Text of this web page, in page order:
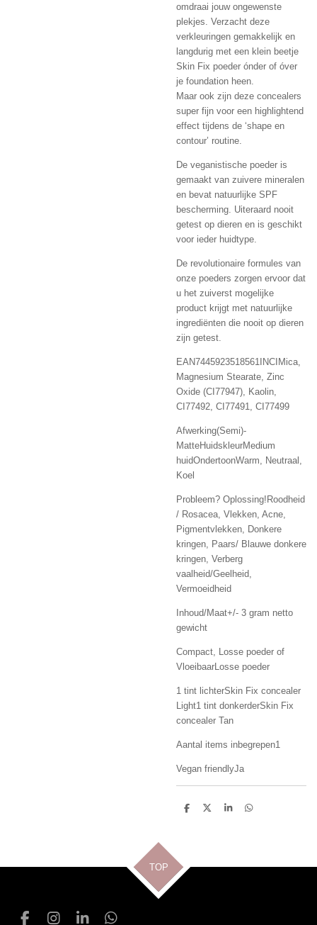
omdraai jouw ongewenste
plekjes. Verzacht deze
verkleuringen gemakkelijk en
langdurig met een klein beetje
Skin Fix poeder ónder of óver
je foundation heen.
Maar ook zijn deze concealers
super fijn voor een highlightend
effect tijdens de ‘shape en
contour’ routine.
De veganistische poeder is
gemaakt van zuivere mineralen
en bevat natuurlijke SPF
bescherming. Uiteraard nooit
getest op dieren en is geschikt
voor ieder huidtype.
De revolutionaire formules van
onze poeders zorgen ervoor dat
u het zuiverst mogelijke
product krijgt met natuurlijke
ingrediënten die nooit op dieren
zijn getest.
EAN7445923518561INCIMica,
Magnesium Stearate, Zinc
Oxide (CI77947), Kaolin,
CI77492, CI77491, CI77499
Afwerking(Semi)-
MatteHuidskleurMedium
huidOndertoonWarm, Neutraal,
Koel
Probleem? Oplossing!Roodheid
/ Rosacea, Vlekken, Acne,
Pigmentvlekken, Donkere
kringen, Paars/ Blauwe donkere
kringen, Verberg
vaalheid/Geelheid,
Vermoeidheid
Inhoud/Maat+/- 3 gram netto
gewicht
Compact, Losse poeder of
VloeibaarLosse poeder
1 tint lichterSkin Fix concealer
Light1 tint donkerderSkin Fix
concealer Tan
Aantal items inbegrepen1
Vegan friendlyJa
D
D
S
D
TOP